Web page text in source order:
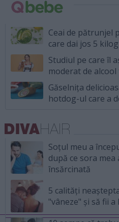
Ceai de pătrunjel
care dai jos 5
Studiul pe care îl
moderat de
Găselnița
hotdog-ul care a
Soțul meu a
după ce sora
însărcinată
5 calități
"vâneze" și să fii a